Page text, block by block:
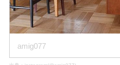
amig077